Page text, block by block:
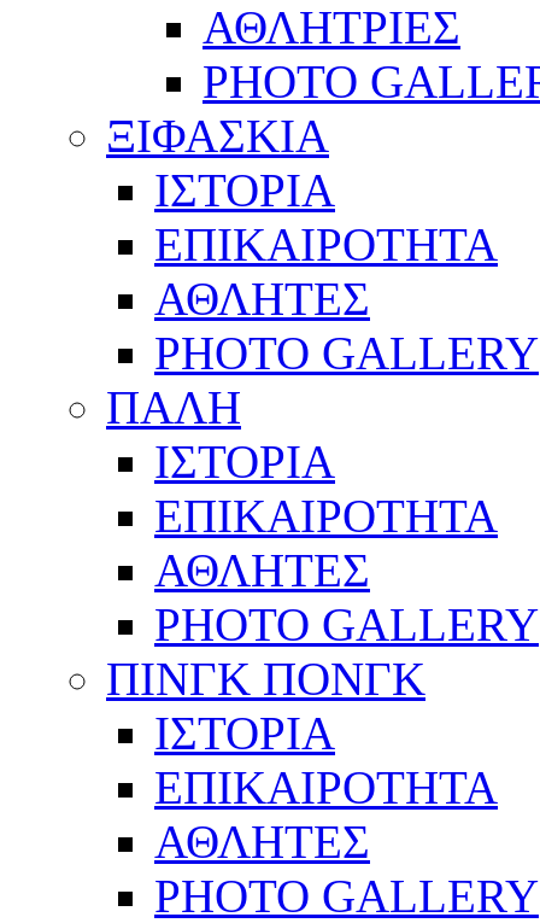
ΑΘΛΗΤΡΙΕΣ
PHOTO
ΞΙΦΑΣΚΙΑ
ΙΣΤΟΡΙΑ
ΕΠΙΚΑΙΡΟΤΗΤΑ
ΑΘΛΗΤΕΣ
PHOTO GALLERY
ΠΑΛΗ
ΙΣΤΟΡΙΑ
ΕΠΙΚΑΙΡΟΤΗΤΑ
ΑΘΛΗΤΕΣ
PHOTO GALLERY
ΠΙΝΓΚ ΠΟΝΓΚ
ΙΣΤΟΡΙΑ
ΕΠΙΚΑΙΡΟΤΗΤΑ
ΑΘΛΗΤΕΣ
PHOTO GALLERY